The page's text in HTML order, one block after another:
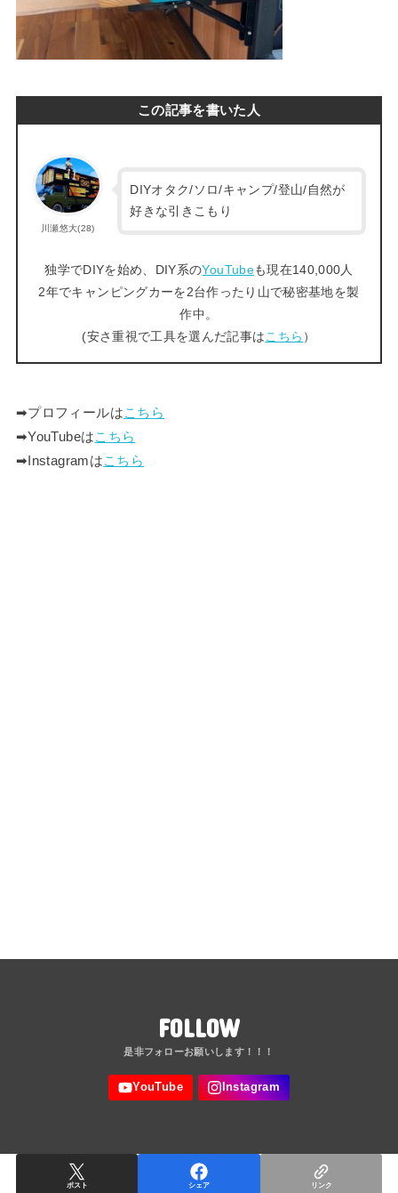
この記事を書いた人
川瀬悠大(28)
DIYオタク/ソロ/キャンプ/登山/自然が
好きな引きこもり
独学でDIYを始め、DIY系のYouTubeも現在140,000人
2年でキャンピングカーを2台作ったり山で秘密基地を製
作中。
(安さ重視で工具を選んだ記事はこちら ）
➡︎プロフィールはこちら
➡︎YouTubeはこちら
➡︎Instagramはこちら
FOLLOW
ポスト シェア リンク